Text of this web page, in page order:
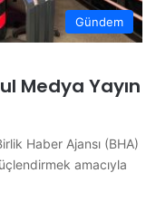
Gündem
Medya Yayın
Haber Ajansı (BHA)
amacıyla